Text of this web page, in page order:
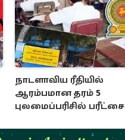
நாடளாவிய ரீதியில்
ஆரம்பமான தரம் 5
புலமைப்பரிசில் பரீட்சை